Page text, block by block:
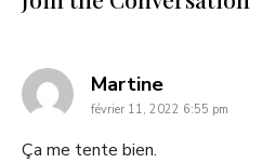
Martinesays:
février 11, 2022 6:55 pm
Ça me tente bien.